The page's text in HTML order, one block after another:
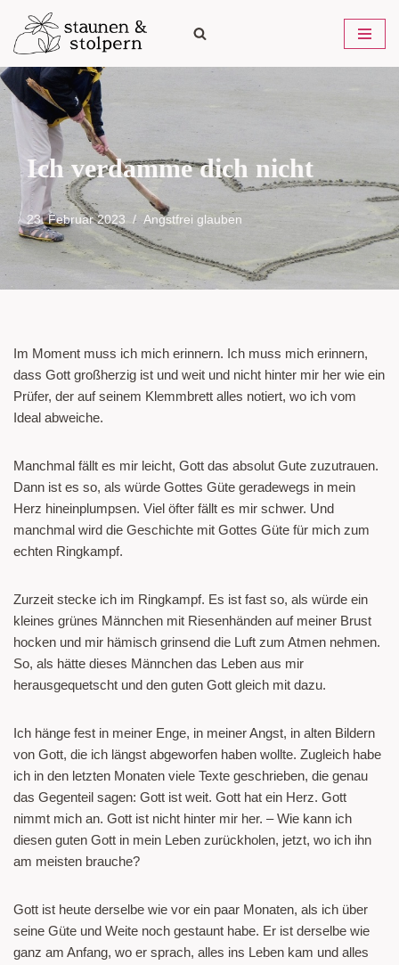
Zum
Inhalt
springen
Ich verdamme dich nicht
23. Februar 2023 Angstfrei glauben
Im Moment muss ich mich erinnern. Ich muss mich erinnern,
dass Gott großherzig ist und weit und nicht hinter mir her wie ein
Prüfer, der auf seinem Klemmbrett alles notiert, wo ich vom
Ideal abweiche.
Manchmal fällt es mir leicht, Gott das absolut Gute zuzutrauen.
Dann ist es so, als würde Gottes Güte geradewegs in mein
Herz hineinplumpsen. Viel öfter fällt es mir schwer. Und
manchmal wird die Geschichte mit Gottes Güte für mich zum
echten Ringkampf.
Zurzeit stecke ich im Ringkampf. Es ist fast so, als würde ein
kleines grünes Männchen mit Riesenhänden auf meiner Brust
hocken und mir hämisch grinsend die Luft zum Atmen nehmen.
So, als hätte dieses Männchen das Leben aus mir
herausgequetscht und den guten Gott gleich mit dazu.
Ich hänge fest in meiner Enge, in meiner Angst, in alten Bildern
von Gott, die ich längst abgeworfen haben wollte. Zugleich habe
ich in den letzten Monaten viele Texte geschrieben, die genau
das Gegenteil sagen: Gott ist weit. Gott hat ein Herz. Gott
nimmt mich an. Gott ist nicht hinter mir her. – Wie kann ich
diesen guten Gott in mein Leben zurückholen, jetzt, wo ich ihn
am meisten brauche?
Gott ist heute derselbe wie vor ein paar Monaten, als ich über
seine Güte und Weite noch gestaunt habe. Er ist derselbe wie
ganz am Anfang, wo er sprach, alles ins Leben kam und alles